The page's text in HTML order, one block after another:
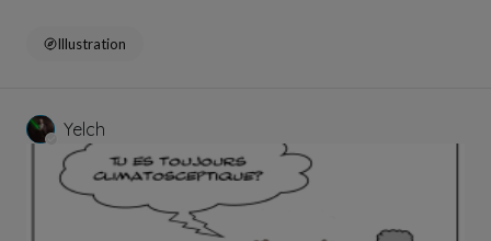
Illustration
Yelch